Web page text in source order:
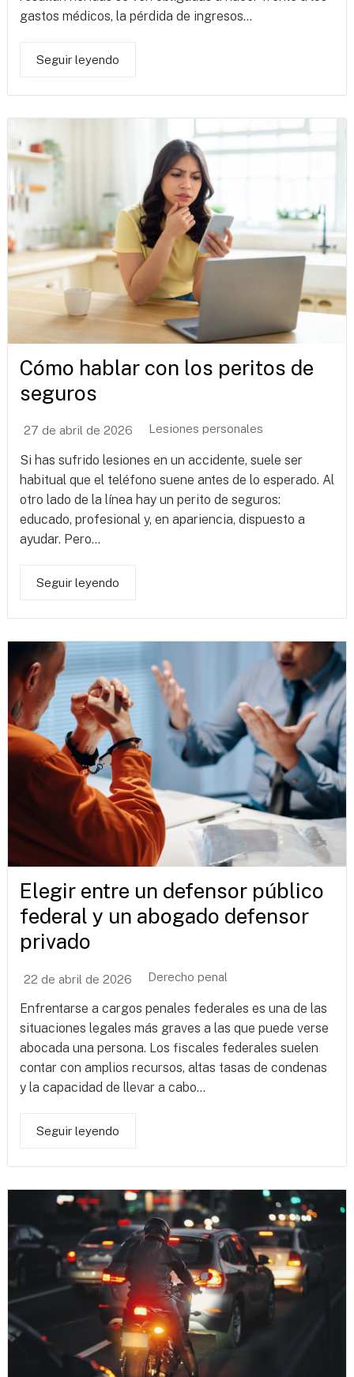
gastos médicos, la pérdida de ingresos...
Seguir leyendo
Cómo hablar con los peritos de
seguros
27 de abril de 2026 Lesiones personales
Si has sufrido lesiones en un accidente, suele ser
habitual que el teléfono suene antes de lo esperado. Al
otro lado de la línea hay un perito de seguros:
educado, profesional y, en apariencia, dispuesto a
ayudar. Pero...
Seguir leyendo
Elegir entre un defensor público
federal y un abogado defensor
privado
22 de abril de 2026 Derecho penal
Enfrentarse a cargos penales federales es una de las
situaciones legales más graves a las que puede verse
abocada una persona. Los fiscales federales suelen
contar con amplios recursos, altas tasas de condenas
y la capacidad de llevar a cabo...
Seguir leyendo